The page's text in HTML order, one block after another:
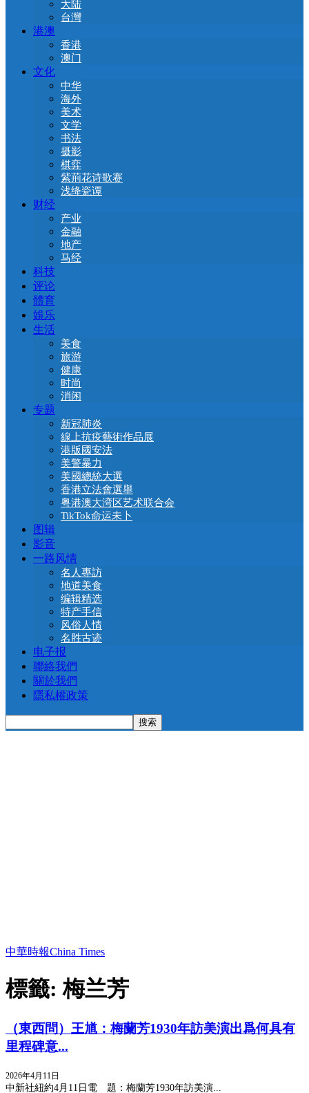
大陆
台灣
港澳
香港
澳门
文化
中华
海外
美术
文学
书法
摄影
棋弈
紫荊花诗歌赛
浅绛瓷谭
财经
产业
金融
地产
马经
科技
评论
體育
娛乐
生活
美食
旅游
健康
时尚
消闲
专题
新冠肺炎
線上抗疫藝術作品展
港版國安法
美警暴力
美國總統大選
香港立法會選舉
粤港澳大湾区艺术联合会
TikTok命运未卜
图辑
影音
一路风情
名人專訪
地道美食
编辑精选
特产手信
风俗人情
名胜古迹
电子报
聯絡我們
關於我們
隱私權政策
中華時報China Times
標籤: 梅兰芳
（東西問）王馗：梅蘭芳1930年訪美演出爲何具有
里程碑意...
2026年4月11日
中新社紐約4月11日電 題：梅蘭芳1930年訪美演...